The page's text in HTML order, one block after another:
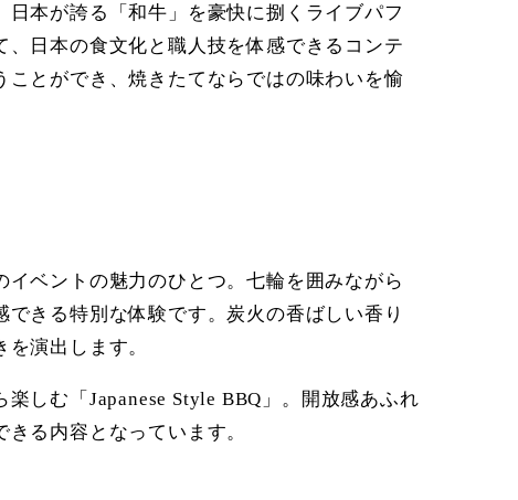
本が誇る「和牛」を豪快に捌くライブパフ
日本の食文化と職人技を体感できるコンテ
とができ、焼きたてならではの味わいを愉
ベントの魅力のひとつ。七輪を囲みながら
きる特別な体験です。炭火の香ばしい香り
演出します。
しむ「Japanese Style BBQ」。開放感あふれ
る内容となっています。